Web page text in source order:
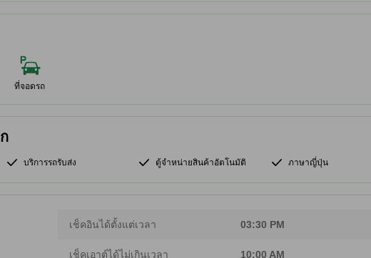
ที่จอดรถ
บริการรถรับส่ง ตู้จำหน่ายสินค้าอัตโนมัติ ภาษาญี่ปุ่น
เช็คอินได้ตั้งแต่เวลา 03:30 PM
เช็คเอาต์ได้ไม่เกินเวลา 10:00 AM